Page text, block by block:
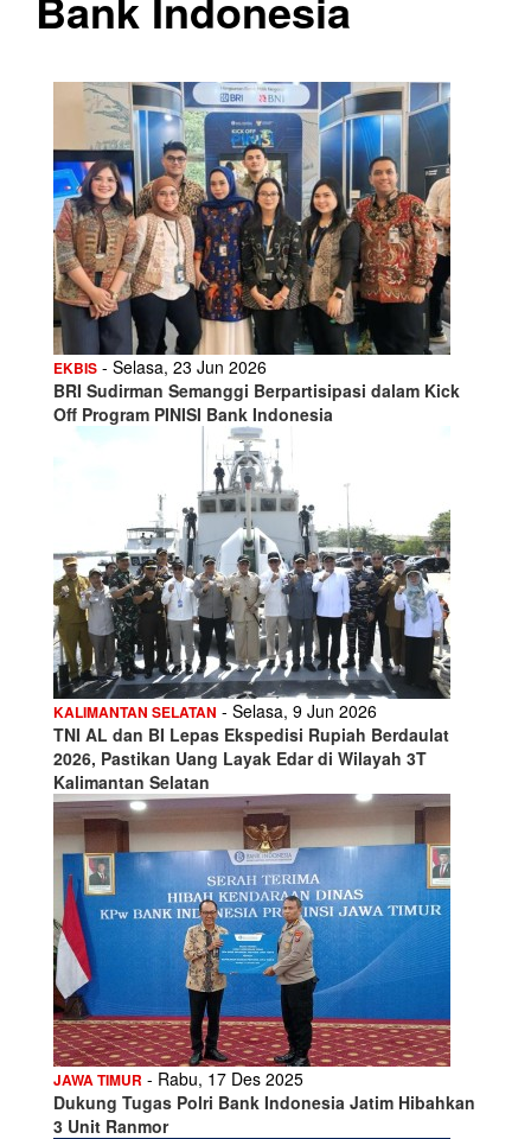
EKBIS - Selasa, 23 Jun 2026
BRI Sudirman Semanggi Berpartisipasi dalam Kick
Off Program PINISI Bank Indonesia
KALIMANTAN SELATAN - Selasa, 9 Jun 2026
TNI AL dan BI Lepas Ekspedisi Rupiah Berdaulat
2026, Pastikan Uang Layak Edar di Wilayah 3T
Kalimantan Selatan
JAWA TIMUR - Rabu, 17 Des 2025
Dukung Tugas Polri Bank Indonesia Jatim Hibahkan
3 Unit Ranmor